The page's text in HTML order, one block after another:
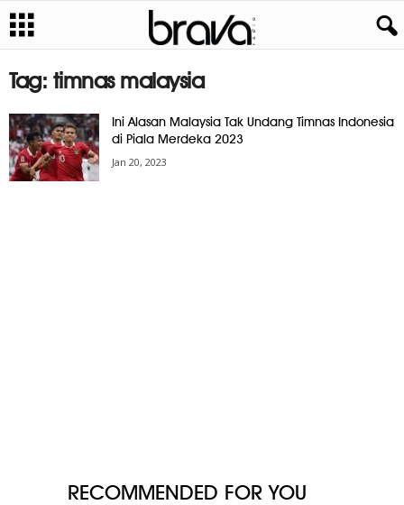
Tag: timnas malaysia
Ini Alasan Malaysia Tak Undang Timnas Indonesia
di Piala Merdeka 2023
Jan 20, 2023
RECOMMENDED FOR YOU